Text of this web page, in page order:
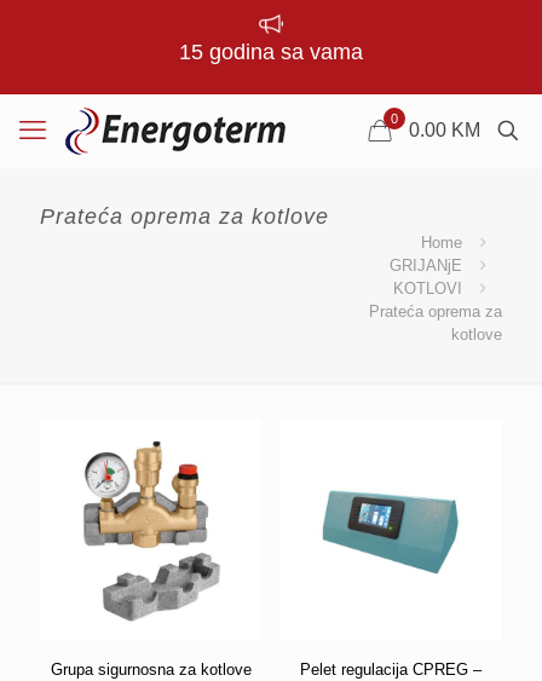
15 godina sa vama
0
0.00 KM
Prateća oprema za kotlove
Home
GRIJANjE
KOTLOVI
Prateća oprema za
kotlove
Grupa sigurnosna za kotlove
Pelet regulacija CPREG –